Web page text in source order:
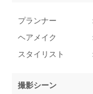
プランナー
ヘアメイク
スタイリスト
撮影シーン